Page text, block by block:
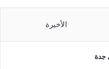
الأخيرة
جدة